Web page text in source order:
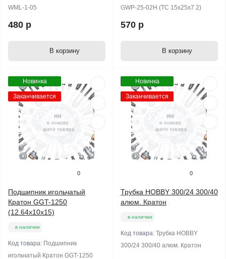
WML-1-05
480 р
В корзину
GWP-25-02Н (TC 15х25х7 2)
570 р
В корзину
Новинка
Заканчивается
0
Подшипник игольчатый
Кратон GGT-1250
(12.64x10x15)
в наличии
Код товара: Подшипник
игольчатый Кратон GGT-1250
Новинка
Заканчивается
0
Трубка HOBBY 300/24 300/40
алюм. Кратон
в наличии
Код товара: Трубка HOBBY
300/24 300/40 алюм. Кратон